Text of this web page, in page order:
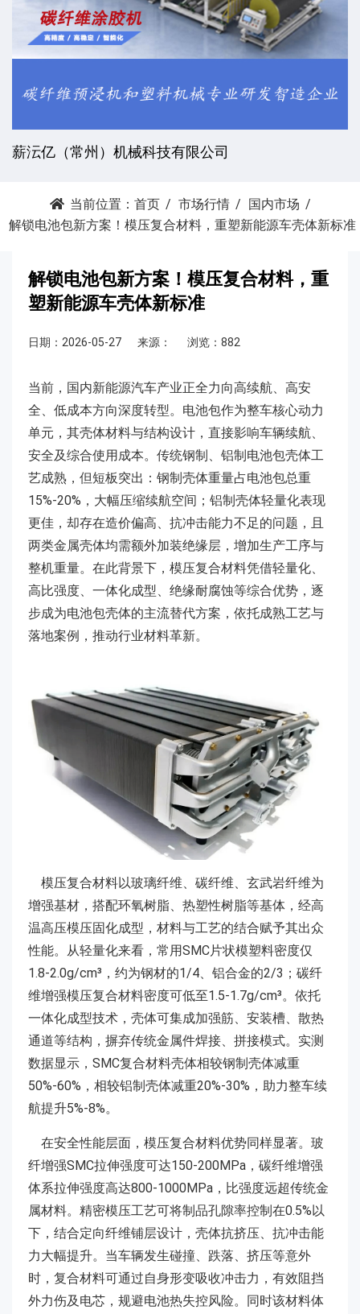
薪沄亿（常州）机械科技有限公司
当前位置： 首页 市场行情
国内市场
解锁电池包新方案！模压复合材料，重塑新能源车壳体新标准
解锁电池包新方案！模压复合材料，重
塑新能源车壳体新标准
日期：2026-05-27 来源： 浏览：882
当前，国内新能源汽车产业正全力向高续航、高安
全、低成本方向深度转型。电池包作为整车核心动力
单元，其壳体材料与结构设计，直接影响车辆续航、
安全及综合使用成本。传统钢制、铝制电池包壳体工
艺成熟，但短板突出：钢制壳体重量占电池包总重
15%-20%，大幅压缩续航空间；铝制壳体轻量化表现
更佳，却存在造价偏高、抗冲击能力不足的问题，且
两类金属壳体均需额外加装绝缘层，增加生产工序与
整机重量。在此背景下，模压复合材料凭借轻量化、
高比强度、一体化成型、绝缘耐腐蚀等综合优势，逐
步成为电池包壳体的主流替代方案，依托成熟工艺与
落地案例，推动行业材料革新。
模压复合材料以玻璃纤维、碳纤维、玄武岩纤维为
增强基材，搭配环氧树脂、热塑性树脂等基体，经高
温高压模压固化成型，材料与工艺的结合赋予其出众
性能。从轻量化来看，常用SMC片状模塑料密度仅
1.8-2.0g/cm³，约为钢材的1/4、铝合金的2/3；碳纤
维增强模压复合材料密度可低至1.5-1.7g/cm³。依托
一体化成型技术，壳体可集成加强筋、安装槽、散热
通道等结构，摒弃传统金属件焊接、拼接模式。实测
数据显示，SMC复合材料壳体相较钢制壳体减重
50%-60%，相较铝制壳体减重20%-30%，助力整车续
航提升5%-8%。
在安全性能层面，模压复合材料优势同样显著。玻
纤增强SMC拉伸强度可达150-200MPa，碳纤维增强
体系拉伸强度高达800-1000MPa，比强度远超传统金
属材料。精密模压工艺可将制品孔隙率控制在0.5%以
下，结合定向纤维铺层设计，壳体抗挤压、抗冲击能
力大幅提升。当车辆发生碰撞、跌落、挤压等意外
时，复合材料可通过自身形变吸收冲击力，有效阻挡
外力伤及电芯，规避电池热失控风险。同时该材料体